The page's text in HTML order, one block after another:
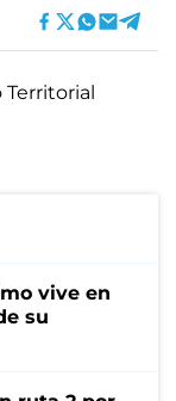
Territorial
vive en
su